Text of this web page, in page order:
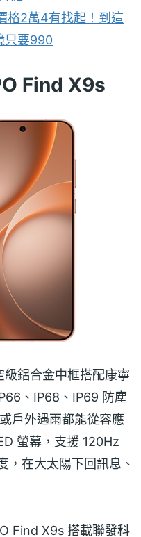
格2萬4有找起！到這
只要990
Find X9s
鋁合金中框搭配康寧
、IP68、IP69 防塵
戶外遇雨都能從容應
螢幕，支援 120Hz
，在大太陽下回訊息、
Find X9s 搭載聯發科